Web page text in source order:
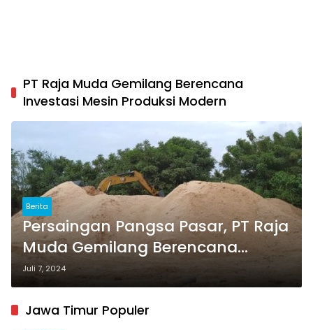
PT Raja Muda Gemilang Berencana
Investasi Mesin Produksi Modern
Berita
Persaingan Pangsa Pasar, PT Raja
Muda Gemilang Berencana
Investasi Mesin Produksi Modern
Juli 7, 2024
Jawa Timur Populer